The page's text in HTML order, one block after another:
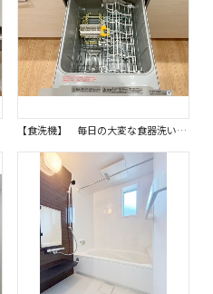
【食洗機】 毎日の大変な食器洗いの手間を省いてくれる強い味方、ビルトイン食器洗浄機を完備しています。 忙しい日々の家事を強力にサポートし、家族と過ごす時間を増やせる嬉しい設備です。同仕様写真。